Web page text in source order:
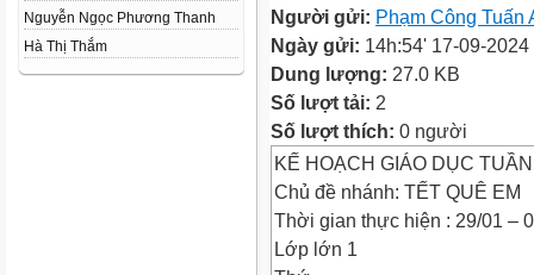
Nguyễn Ngọc Phương Thanh
Hà Thị Thắm
Người gửi: Phạm Công Tuấn
Ngày gửi: 14h:54' 17-09-2024
Dung lượng: 27.0 KB
Số lượt tải: 2
Số lượt thích: 0 người
KẾ HOẠCH GIÁO DỤC
Chủ đề nhánh: TẾT QUÊ EM
Thời gian thực hiện : 29/01 –
Lớp lớn 1